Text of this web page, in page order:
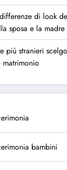
di look
sposa e la
più stranieri
bambini